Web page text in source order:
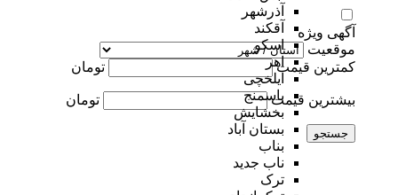
آذرشهر
آقکند
اسکو
اهر
ایلخچی
باسمنج
بخشایش
بستان آباد
بناب
ناب جدید
ترک
آگهی ویژه
موقعیت
کمترین قیمت
تومان
بیشترین قیمت تومان
جستجو